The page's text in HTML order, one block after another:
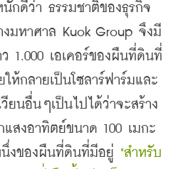
ดีว่า ธรรมชาติของธุรกิจ
มหาศาล Kuok Group จึงมี
1.000 เอเคอร์ของผืนที่ดินที่
ให้กลายเป็นโซลาร์ฟาร์มและ
วียนอื่นๆเป็นไปได้ว่าจะสร้าง
แสงอาทิตย์ขนาด 100 เมกะ
งของผืนที่ดินที่มีอยู่ "สำหรับ